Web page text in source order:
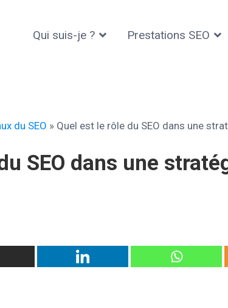
Qui suis-je ? Prestations SEO
du SEO » Quel est le rôle du SEO dans une
SEO dans une